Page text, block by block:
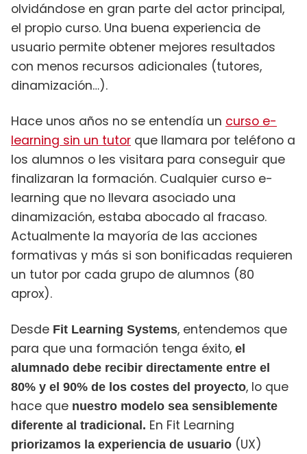
olvidándose en gran parte del actor principal,
el propio curso. Una buena experiencia de
usuario permite obtener mejores resultados
con menos recursos adicionales (tutores,
dinamización…).
Hace unos años no se entendía un curso e-
learning sin un tutor que llamara por teléfono a
los alumnos o les visitara para conseguir que
finalizaran la formación. Cualquier curso e-
learning que no llevara asociado una
dinamización, estaba abocado al fracaso.
Actualmente la mayoría de las acciones
formativas y más si son bonificadas requieren
un tutor por cada grupo de alumnos (80
aprox).
Desde Fit Learning Systems, entendemos que
para que una formación tenga éxito, el
alumnado debe recibir directamente entre el
80% y el 90% de los costes del proyecto, lo que
hace que nuestro modelo sea sensiblemente
diferente al tradicional. En Fit Learning
priorizamos la experiencia de usuario (UX)